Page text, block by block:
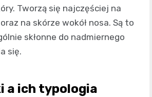
Tworzą się najczęściej na
na skórze wokół nosa. Są to
skłonne do nadmiernego
się.
a ich typologia